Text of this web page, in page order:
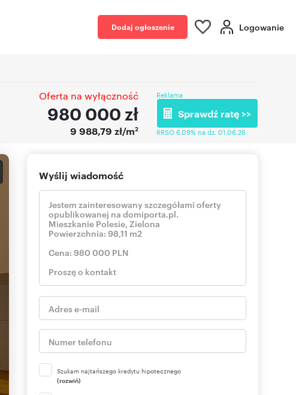
Dodaj ogłoszenie Logowanie
Oferta na wyłączność
980 000 zł
9 988,79 zł/m2
Reklama
Sprawdź ratę >>
RRSO 6,09% na dz. 01.06.26
Wyślij wiadomość
Szukam najtańszego kredytu hipotecznego
(rozwiń)